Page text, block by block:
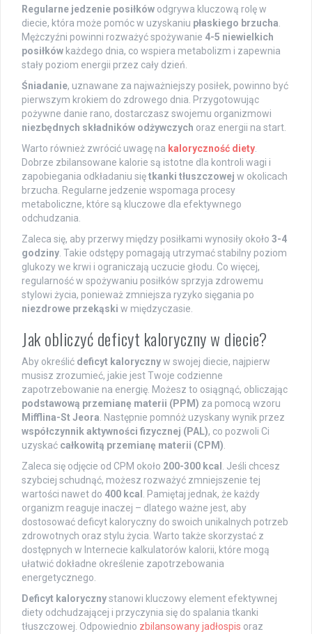
Regularne jedzenie posiłków odgrywa kluczową rolę w
diecie, która może pomóc w uzyskaniu płaskiego brzucha
Mężczyźni powinni rozważyć spożywanie 4-5 niewielkich
posiłków każdego dnia, co wspiera metabolizm i zapewnia
stały poziom energii przez cały dzień.
Śniadanie, uznawane za najważniejszy posiłek, powinno być
pierwszym krokiem do zdrowego dnia. Przygotowując
pożywne danie rano, dostarczasz swojemu organizmowi
niezbędnych składników odżywczych oraz energii na start.
Warto również zwrócić uwagę na kaloryczność diety
Dobrze zbilansowane kalorie są istotne dla kontroli wagi i
zapobiegania odkładaniu siętkanki tłuszczowej w okolicach
brzucha. Regularne jedzenie wspomaga procesy
metaboliczne, które są kluczowe dla efektywnego
odchudzania.
Zaleca się, aby przerwy między posiłkami wynosiły około 3-4
godziny . Takie odstępy pomagają utrzymać stabilny poziom
glukozy we krwi i ograniczają uczucie głodu. Co więcej,
regularność w spożywaniu posiłków sprzyja zdrowemu
stylowi życia, ponieważ zmniejsza ryzyko sięgania po
niezdrowe przekąski w międzyczasie.
Jak obliczyć deficyt kaloryczny w diecie?
Aby określić deficyt kalorycznyw swojej diecie, najpierw
musisz zrozumieć, jakie jest Twoje codzienne
zapotrzebowanie na energię. Możesz to osiągnąć, obliczając
podstawową przemianę materii (PPM) za pomocą wzoru
Mifflina-St Jeora . Następnie pomnóż uzyskany wynik przez
współczynnik aktywności fizycznej (PAL), co pozwoli Ci
uzyskać całkowitą przemianę materii (CPM)
Zaleca się odjęcie od CPM około 200-300 kcal
. Jeśli chcesz
szybciej schudnąć, możesz rozważyć zmniejszenie tej
wartości nawet do 400 kcal
. Pamiętaj jednak, że każdy
organizm reaguje inaczej – dlatego ważne jest, aby
dostosować deficyt kaloryczny do swoich unikalnych potrzeb
zdrowotnych oraz stylu życia. Warto także skorzystać z
dostępnych w Internecie kalkulatorów kalorii, które mogą
ułatwić dokładne określenie zapotrzebowania
energetycznego.
Deficyt kalorycznystanowi kluczowy element efektywnej
diety odchudzającej i przyczynia się do spalania tkanki
tłuszczowej. Odpowiednio zbilansowany jadłospis oraz